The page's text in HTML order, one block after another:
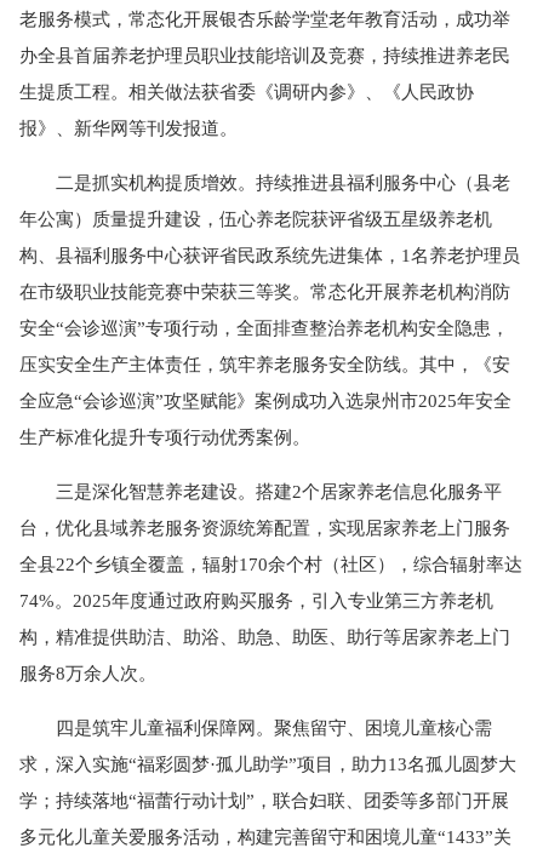
老服务模式，常态化开展银杏乐龄学堂老年教育活动，成功举
办全县首届养老护理员职业技能培训及竞赛，持续推进养老民
生提质工程。相关做法获省委《调研内参》、《人民政协
报》、新华网等刊发报道。
二是抓实机构提质增效。持续推进县福利服务中心（县老
年公寓）质量提升建设，伍心养老院获评省级五星级养老机
构、县福利服务中心获评省民政系统先进集体，1名养老护理员
在市级职业技能竞赛中荣获三等奖。常态化开展养老机构消防
安全“会诊巡演”专项行动，全面排查整治养老机构安全隐患，
压实安全生产主体责任，筑牢养老服务安全防线。其中，《安
全应急“会诊巡演”攻坚赋能》案例成功入选泉州市2025年安全
生产标准化提升专项行动优秀案例。
三是深化智慧养老建设。搭建2个居家养老信息化服务平
台，优化县域养老服务资源统筹配置，实现居家养老上门服务
全县22个乡镇全覆盖，辐射170余个村（社区），综合辐射率达
74%。2025年度通过政府购买服务，引入专业第三方养老机
构，精准提供助洁、助浴、助急、助医、助行等居家养老上门
服务8万余人次。
四是筑牢儿童福利保障网。聚焦留守、困境儿童核心需
求，深入实施“福彩圆梦·孤儿助学”项目，助力13名孤儿圆梦大
学；持续落地“福蕾行动计划”，联合妇联、团委等多部门开展
多元化儿童关爱服务活动，构建完善留守和困境儿童“1433”关